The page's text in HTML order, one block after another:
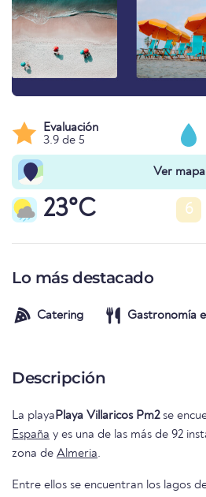
Evaluación
3.9 de 5
Ver mapa
23°C 6
Lo más destacado
Catering Gastronomía
Descripción
La playa Playa Villaricos Pm2se
España y es una de las más de 92
zona de Almeria.
Entre ellos se encuentran los lagos